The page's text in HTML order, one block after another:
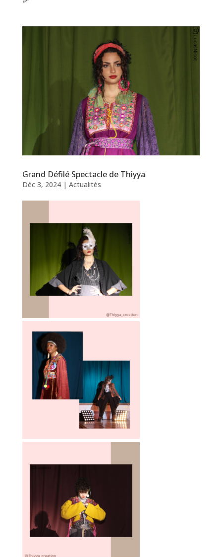
Grand Défilé Spectacle de Thiyya
Déc 3, 2024| Actualités